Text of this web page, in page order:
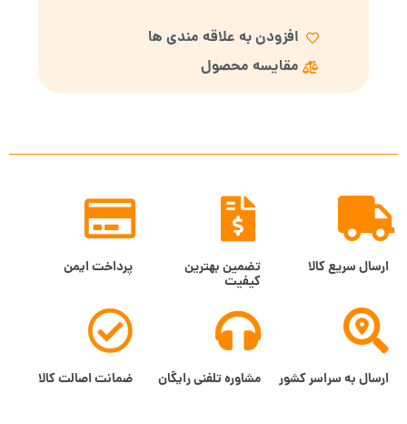
افزودن به علاقه مندی ها
مقایسه محصول
ارسال سریع کالا تضمین بهترین
کیفیت
پرداخت ایمن
ارسال به سراسر کشور مشاوره تلفنی رایگان ضمانت اصالت کالا